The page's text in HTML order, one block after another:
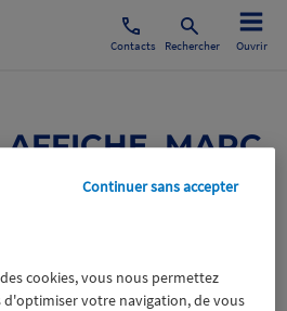
Contacts Rechercher Ouvrir
cookies, vous nous permettez
d'optimiser votre navigation, de vous
Continuer sans accepter